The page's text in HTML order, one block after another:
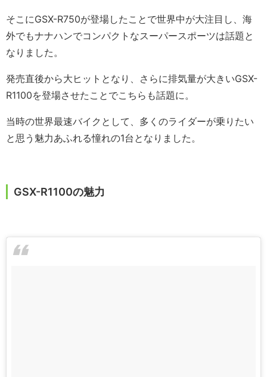
そこにGSX-R750が登場したことで世界中が大注目し、海
外でもナナハンでコンパクトなスーパースポーツは話題と
なりました。
発売直後から大ヒットとなり、さらに排気量が大きいGSX-
R1100を登場させたことでこちらも話題に。
当時の世界最速バイクとして、多くのライダーが乗りたい
と思う魅力あふれる憧れの1台となりました。
GSX-R1100の魅力